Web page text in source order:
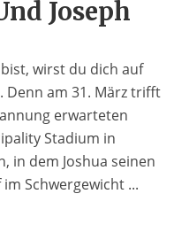
Joseph
wirst du dich auf
Denn am 31. März trifft
erwarteten
Stadium in
in dem Joshua seinen
Schwergewicht ...